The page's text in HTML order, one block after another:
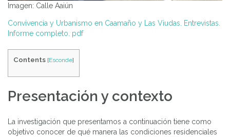
Imagen: Calle Aaiún
Convivencia y Urbanismo en Caamaño y Las Viudas. Entrevistas.
nforme completo. pdf
Contents [Esconde]
Presentación y contexto
La investigación que presentamos a continuación tiene como
objetivo conocer de qué manera las condiciones residenciales